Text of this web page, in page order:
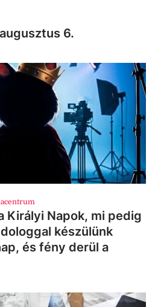
6.
Királyi Napok, mi pedig
készülünk
és fény derül a